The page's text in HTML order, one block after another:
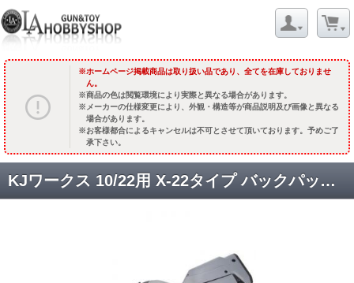
ホームページ掲載商品は取り扱い品であり、全てを在庫しておりませ
ん。
商品の色は閲覧環境により実際と異なる場合があります。
メーカーの仕様変更により、外観・構造等が商品説明及び画像と異なる
場合があります。
お客様都合によるキャンセルは不可とさせて頂いております。予めご了
承下さい。
KJワークス 10/22用 X-22タイプ バックパッカーストック /ストレートフルートバレル 【グレーストック/ブラックバレル】 [取寄]